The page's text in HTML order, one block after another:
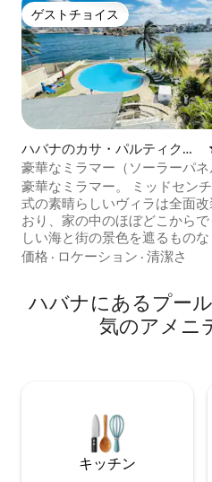
ゲストチョイス
ゲストチョイス
ハバナのカサ・パルティクラ
ル
豪華なミラマー（ソーラーパネ
テリー、インバーター）
豪華なミラマー。 ミッドセン
式の素晴らしいヴィラは全面改
おり、家の中のほぼどこからで
しい海と街の景色を遮るもの
ことができます。10名様分の朝
シックなインテリアが融合した
は、6室の寝室、11台のベッド
スルーム、大きなウォーター
ール、緑豊かな屋外スペースが
バッテリー、インバーター、プ
価格 · ロケーション · 清潔さ
ハバナにあるプー
気のアメニ
キッチン